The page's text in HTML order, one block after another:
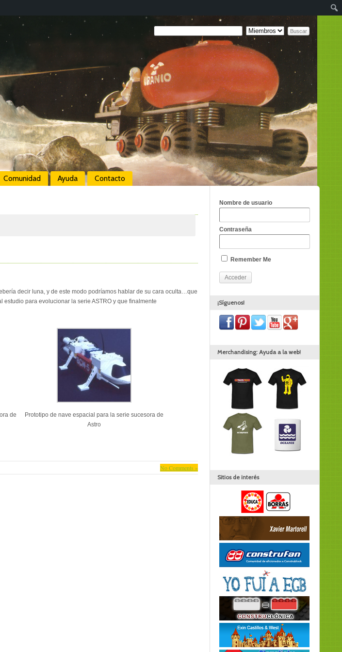
Comunidad Ayuda Contacto
decir luna, y de este modo podríamos hablar de su cara oculta…que
para evolucionar la serie ASTRO y que finalmente
de
Prototipo de nave espacial para la serie sucesora de
Astro
No Comments »
Nombre de usuario
Contraseña
Remember Me
¡Síguenos!
Merchandising: Ayuda a la web!
Sitios de interés